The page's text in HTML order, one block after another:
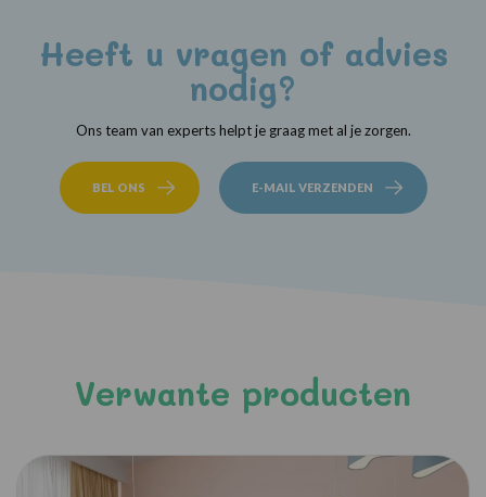
Heeft u vragen of advies
nodig?
Ons team van experts helpt je graag met al je zorgen.
BEL ONS E-MAIL VERZENDEN
Verwante producten